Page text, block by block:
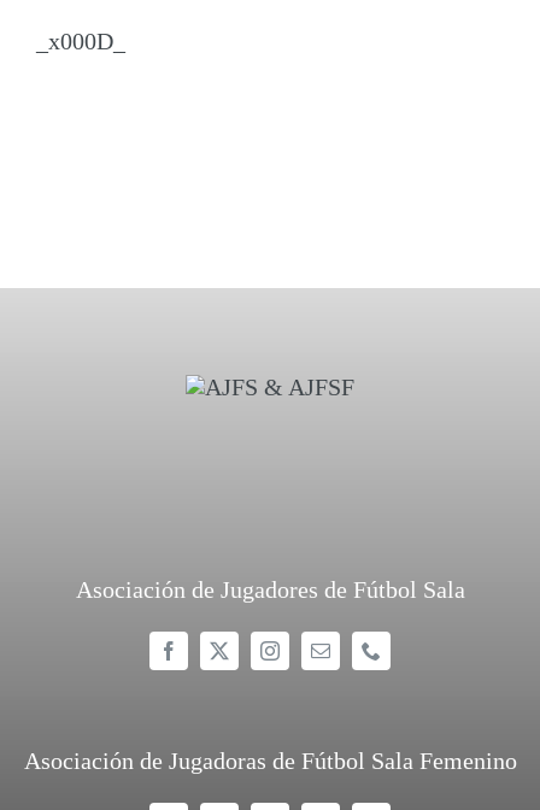
_x000D_
Asociación de Jugadores de Fútbol Sala
Asociación de Jugadoras de Fútbol Sala Femenino